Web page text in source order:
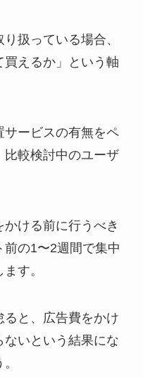
扱っている場合、
買えるか」という軸
ービスの有無をペ
比較検討中のユーザ
ける前に行うべき
の1〜2週間で集中
す。
と、広告費をかけ
いという結果にな